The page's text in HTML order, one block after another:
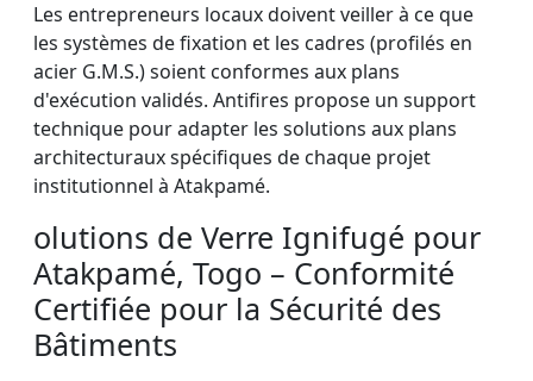
Les entrepreneurs locaux doivent veiller à ce que
les systèmes de fixation et les cadres (profilés en
acier G.M.S.) soient conformes aux plans
d'exécution validés. Antifires propose un support
technique pour adapter les solutions aux plans
architecturaux spécifiques de chaque projet
institutionnel à Atakpamé.
olutions de Verre Ignifugé pour
Atakpamé, Togo – Conformité
Certifiée pour la Sécurité des
Bâtiments